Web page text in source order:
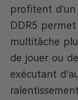
profitent
DDR5
multitâche
de jouer ou
exécutant